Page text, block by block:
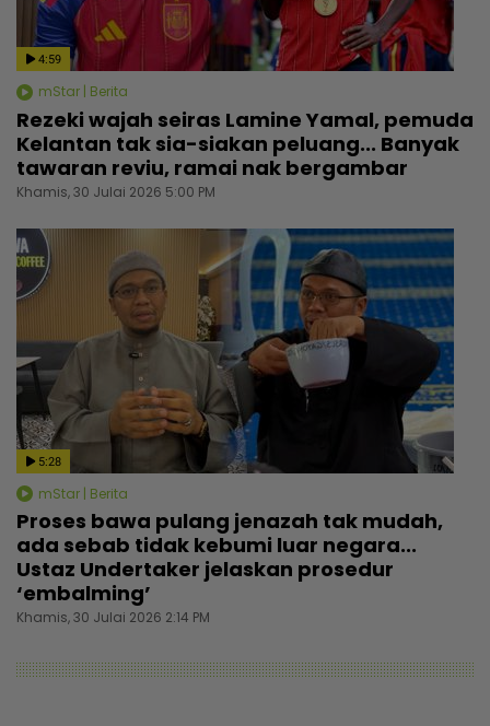
4:59
mStar | Berita
Rezeki wajah seiras Lamine Yamal, pemuda
Kelantan tak sia-siakan peluang... Banyak
tawaran reviu, ramai nak bergambar
Khamis, 30 Julai 2026 5:00 PM
5:28
mStar | Berita
Proses bawa pulang jenazah tak mudah,
ada sebab tidak kebumi luar negara...
Ustaz Undertaker jelaskan prosedur
‘embalming’
Khamis, 30 Julai 2026 2:14 PM